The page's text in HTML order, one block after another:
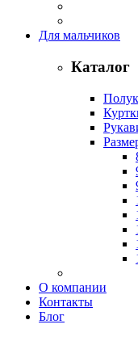
Для мальчиков
Каталог
О компании
Контакты
Блог